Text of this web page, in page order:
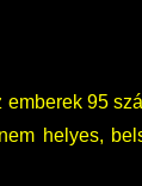
95
helyes,